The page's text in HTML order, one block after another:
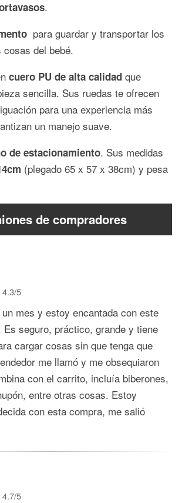
.
para guardar y transportar los
del bebé.
cuero PU de alta calidad que
sencilla. Sus ruedas te ofrecen
para una experiencia más
un manejo suave.
de estacionamiento. Sus medidas
(plegado 65 x 57 x 38cm) y pesa
de compradores
4.3/5
mes y estoy encantada con este
Es seguro, práctico, grande y tiene
cargar cosas sin que tenga que
me llamó y me obsequiaron
con el carrito, incluía biberones,
entre otras cosas. Estoy
con esta compra, me salió
4.7/5